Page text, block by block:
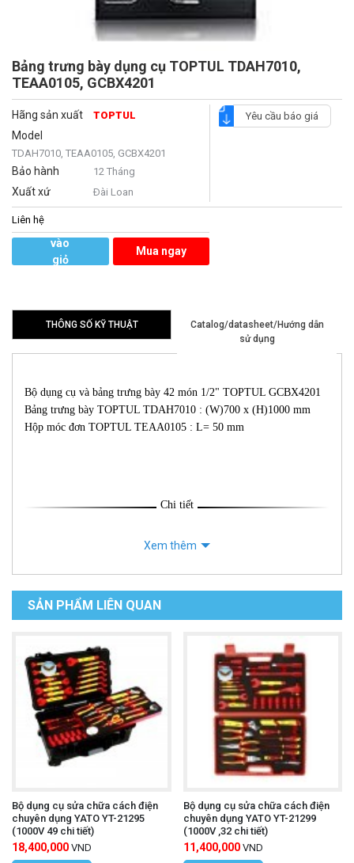
Bảng trưng bày dụng cụ TOPTUL TDAH7010,
TEAA0105, GCBX4201
Hãng sản xuất TOPTUL
Model
TDAH7010, TEAA0105, GCBX4201
Bảo hành 12 Tháng
Xuất xứ Ðài Loan
Yêu cầu báo giá
Liên hệ
vào
giỏ
Mua ngay
THÔNG SỐ KỸ THUẬT
Catalog/datasheet/Hướng dẫn
sử dụng
Bộ dụng cụ và bảng trưng bày 42 món 1/2" TOPTUL GCBX4201
Bảng trưng bày TOPTUL TDAH7010 : (W)700 x (H)1000 mm
Hộp móc đơn TOPTUL TEAA0105 : L= 50 mm
Chi tiết
Xem thêm
SẢN PHẨM LIÊN QUAN
Bộ dụng cụ sửa chữa cách điện
chuyên dụng YATO YT-21295
(1000V 49 chi tiết)
18,400,000 VND
Bộ dụng cụ sửa chữa cách điện
chuyên dụng YATO YT-21299
(1000V ,32 chi tiết)
11,400,000 VND